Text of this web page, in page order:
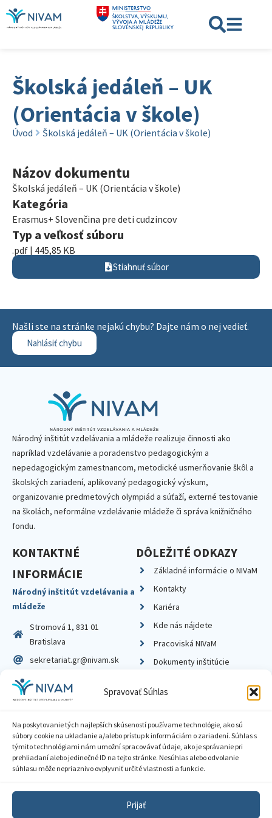
Spravovať Súhlas
Na poskytovanie tých najlepších skúseností používame technológie, ako sú
súbory cookie na ukladanie a/alebo prístup k informáciám o zariadení. Súhlas s
týmito technológiami nám umožní spracovávať údaje, ako je správanie pri
prehliadaní alebo jedinečné ID na tejto stránke. Nesúhlas alebo odvolanie
súhlasu môže nepriaznivo ovplyvniť určité vlastnosti a funkcie.
Prijať
Školská jedáleň – UK
(Orientácia v škole)
Úvod Školská jedáleň – UK (Orientácia v škole)
Názov dokumentu
Školská jedáleň – UK (Orientácia v škole)
Kategória
Erasmus+ Slovenčina pre deti cudzincov
Typ a veľkosť súboru
.pdf | 445,85 KB
Stiahnuť súbor
Našli ste na stránke nejakú chybu? Dajte nám o nej vedieť.
Nahlásiť chybu
Národný inštitút vzdelávania a mládeže realizuje činnosti ako
napríklad vzdelávanie a poradenstvo pedagogickým a
nepedagogickým zamestnancom, metodické usmerňovanie škôl a
školských zariadení, aplikovaný pedagogický výskum,
organizovanie predmetových olympiád a súťaží, externé testovanie
na školách, neformálne vzdelávanie mládeže či správa knižničného
fondu.
KONTAKTNÉ
INFORMÁCIE
Národný inštitút vzdelávania a
mládeže
Stromová 1, 831 01
Bratislava
sekretariat.gr@nivam.sk
IČO: 00164348
DIČ: 2020798714
DÔLEŽITÉ ODKAZY
Základné informácie o NIVaM
Kontakty
Kariéra
Kde nás nájdete
Pracoviská NIVaM
Dokumenty inštitúcie
Zásady ochrany súkromia
Sprístupnenie informácií